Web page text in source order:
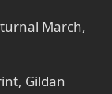
March,
Gildan